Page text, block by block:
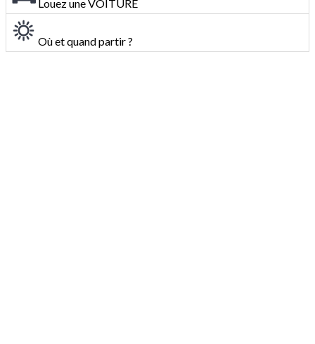
Louez une VOITURE
Où et quand partir ?